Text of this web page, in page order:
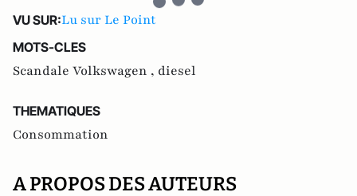
VU SUR:Lu sur Le Point
MOTS-CLES
Scandale Volkswagen , diesel
THEMATIQUES
Consommation
A PROPOS DES AUTEURS